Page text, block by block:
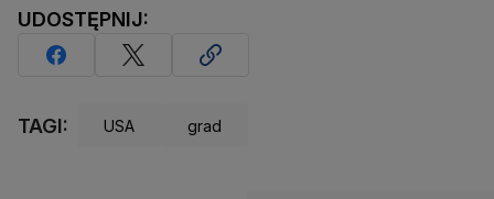
UDOSTĘPNIJ:
TAGI: USA grad